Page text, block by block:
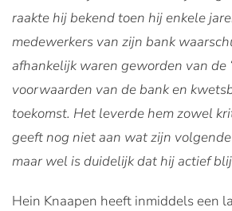
raakte hij bekend toen hij enkele
medewerkers van zijn bank
afhankelijk waren geworden van de
voorwaarden van de bank en
toekomst. Het leverde hem zowel
geeft nog niet aan wat zijn
maar wel is duidelijk dat hij actief
Hein Knaapen heeft inmiddels een